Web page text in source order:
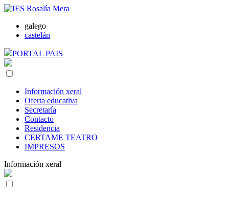
galego
castelán
PORTAL PAIS
Información xeral
Oferta educativa
Secretaría
Contacto
Residencia
CERTAME TEATRO
IMPRESOS
Información xeral